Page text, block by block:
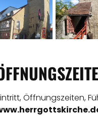
Öffnungszeiten,